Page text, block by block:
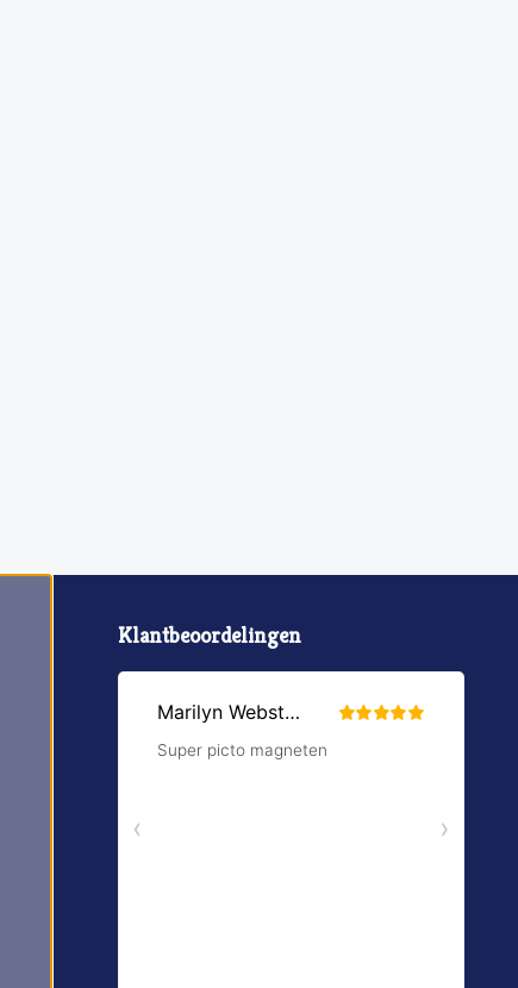
Klantbeoordelingen